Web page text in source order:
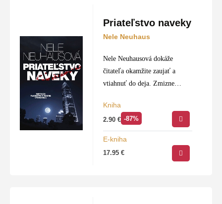
Priateľstvo naveky
Nele Neuhaus
Nele Neuhausová dokáže
čitateľa okamžite zaujať a
vtiahnuť do deja. Zmizne
známeho literárneho
vydavateľstva vo Frankfurte.
Vyšetrovatelia pri pátraní
narazia na staré tajomstvá
Kniha
2.90€ -87%
E-kniha
17.95€